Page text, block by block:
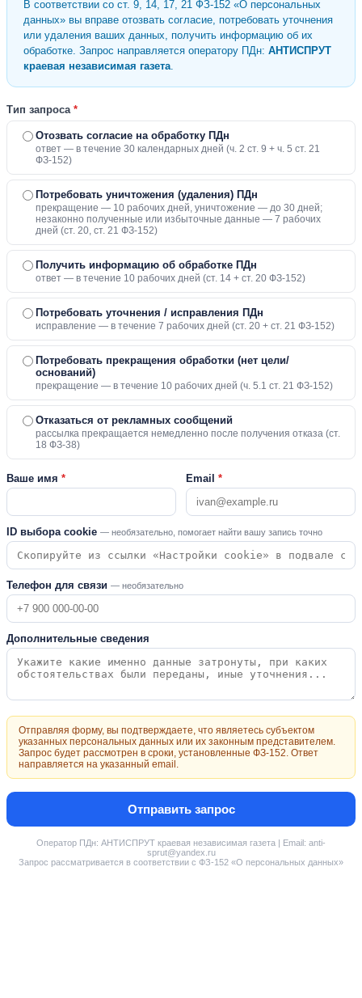
В соответствии со ст. 9, 14, 17, 21 ФЗ-152 «О персональных
данных» вы вправе отозвать согласие, потребовать уточнения
или удаления ваших данных, получить информацию об их
обработке. Запрос направляется оператору ПДн: АНТИСПРУТ
краевая независимая газета.
Тип запроса *
Отозвать согласие на обработку ПДн
ответ — в течение 30 календарных дней (ч. 2 ст. 9 + ч. 5 ст. 21
ФЗ-152)
Потребовать уничтожения (удаления) ПДн
прекращение — 10 рабочих дней, уничтожение — до 30 дней;
незаконно полученные или избыточные данные — 7 рабочих
дней (ст. 20, ст. 21 ФЗ-152)
Получить информацию об обработке ПДн
ответ — в течение 10 рабочих дней (ст. 14 + ст. 20 ФЗ-152)
Потребовать уточнения / исправления ПДн
исправление — в течение 7 рабочих дней (ст. 20 + ст. 21 ФЗ-152)
Потребовать прекращения обработки (нет цели/
оснований)
прекращение — в течение 10 рабочих дней (ч. 5.1 ст. 21 ФЗ-152)
Отказаться от рекламных сообщений
рассылка прекращается немедленно после получения отказа (ст.
18 ФЗ-38)
Ваше имя * Email *
ID выбора cookie — необязательно, помогает найти вашу запись точно
Телефон для связи — необязательно
Дополнительные сведения
Отправляя форму, вы подтверждаете, что являетесь субъектом
указанных персональных данных или их законным представителем.
Запрос будет рассмотрен в сроки, установленные ФЗ-152. Ответ
направляется на указанный email.
Отправить запрос
Оператор ПДн: АНТИСПРУТ краевая независимая газета | Email: anti-
sprut@yandex.ru
Запрос рассматривается в соответствии с ФЗ-152 «О персональных данных»